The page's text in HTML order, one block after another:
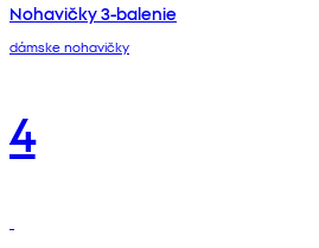
Nohavičky 3-balenie
dámske nohavičky
4